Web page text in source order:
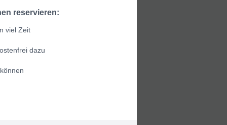
reservieren:
viel Zeit
dazu